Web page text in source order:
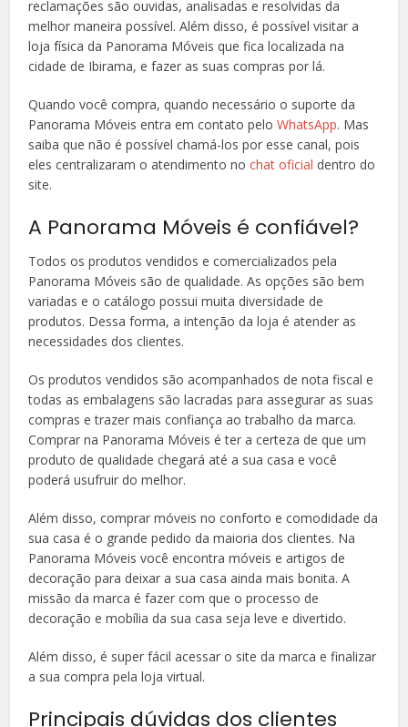
reclamações são ouvidas, analisadas e resolvidas da
melhor maneira possível. Além disso, é possível visitar a
loja física da Panorama Móveis que fica localizada na
cidade de Ibirama, e fazer as suas compras por lá.
Quando você compra, quando necessário o suporte da
Panorama Móveis entra em contato peloWhatsApp. Mas
saiba que não é possível chamá-los por esse canal, pois
eles centralizaram o atendimento nochat oficial dentro do
site.
A Panorama Móveis é confiável?
Todos os produtos vendidos e comercializados pela
Panorama Móveis são de qualidade. As opções são bem
variadas e o catálogo possui muita diversidade de
produtos. Dessa forma, a intenção da loja é atender as
necessidades dos clientes.
Os produtos vendidos são acompanhados de nota fiscal e
todas as embalagens são lacradas para assegurar as suas
compras e trazer mais confiança ao trabalho da marca.
Comprar na Panorama Móveis é ter a certeza de que um
produto de qualidade chegará até a sua casa e você
poderá usufruir do melhor.
Além disso, comprar móveis no conforto e comodidade da
sua casa é o grande pedido da maioria dos clientes. Na
Panorama Móveis você encontra móveis e artigos de
decoração para deixar a sua casa ainda mais bonita. A
missão da marca é fazer com que o processo de
decoração e mobília da sua casa seja leve e divertido.
Além disso, é super fácil acessar o site da marca e finalizar
a sua compra pela loja virtual.
Principais dúvidas dos clientes